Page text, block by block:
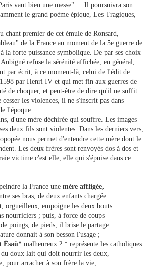
vaut bien une messe".... Il poursuivra son
le grand poème épique, Les Tragiques,
chant premier de cet émule de Ronsard,
de la France au moment de la 5e guerre de
la forte puissance symbolique. De par ses choix
refuse la sérénité affichée, en général,
par écrit, à ce moment-là, celui de l'édit de
par Henri IV et qui met fin aux guerres de
de choquer, et peut-être de dire qu'il ne suffit
les violences, il ne s'inscrit pas dans
l'époque.
d'une mère déchirée qui souffre. Les images
deux fils sont violentes. Dans les derniers vers,
nous permet d'entendre cette mère dont le
Les deux frères sont renvoyés dos à dos et
victime c'est elle, elle qui s'épuise dans ce
la France une mère affligée,
ses bras, de deux enfants chargée.
orgueilleux, empoigne les deux bouts
nourriciers ; puis, à force de coups
poings, de pieds, il brise le partage
donnait à son besson l'usage ;
Ésaü* malheureux ? * représente les catholiques
du doux lait qui doit nourrir les deux,
pour arracher à son frère la vie,